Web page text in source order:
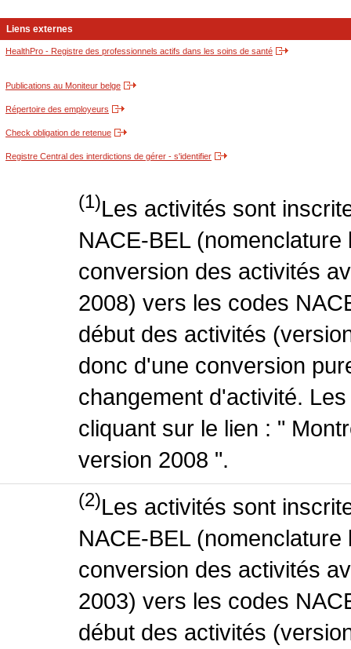
Liens externes
HealthPro - Registre des professionnels actifs dans les soins de santé
Publications au Moniteur belge
Répertoire des employeurs
Check obligation de retenue
Registre Central des interdictions de gérer - s'identifier
(1)Les activités sont
NACE-BEL
conversion des activités
2008) vers les codes
début des activités
donc d'une conversion
changement d'activité.
cliquant sur le lien : "
version 2008 ".
(2)Les activités sont
NACE-BEL
conversion des activités
2003) vers les codes
début des activités